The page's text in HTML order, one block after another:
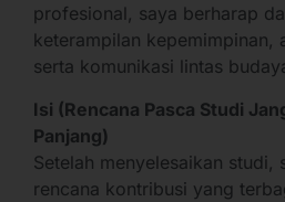
profesional, saya berharap
keterampilan kepemimpinan,
serta komunikasi lintas
Isi (Rencana Pasca Studi
Panjang)
Setelah menyelesaikan studi,
rencana kontribusi yang